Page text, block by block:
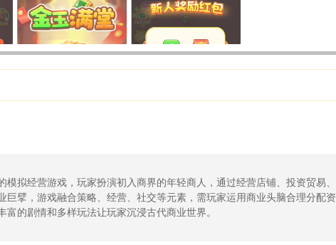
模拟经营游戏，玩家扮演初入商界的年轻商人，通过经营店铺、投资贸易、
巨擘，游戏融合策略、经营、社交等元素，需玩家运用商业头脑合理分配资
的剧情和多样玩法让玩家沉浸古代商业世界。